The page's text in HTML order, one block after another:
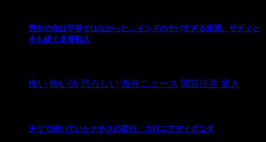
男女の命は平等ではなかった…インドのヤバすぎる風習、サティと
今も続く名誉殺人
怖い 怖い話 恐ろしい 海外ニュース 閲覧注意 驚き
チリで続いていたナチスの蛮行、コロニアディグニダ